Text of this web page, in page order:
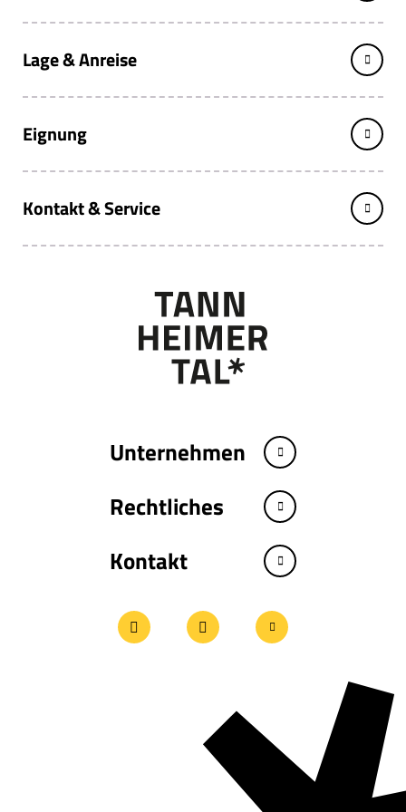
Lage & Anreise
Eignung
Kontakt & Service
Unternehmen
Rechtliches
Kontakt